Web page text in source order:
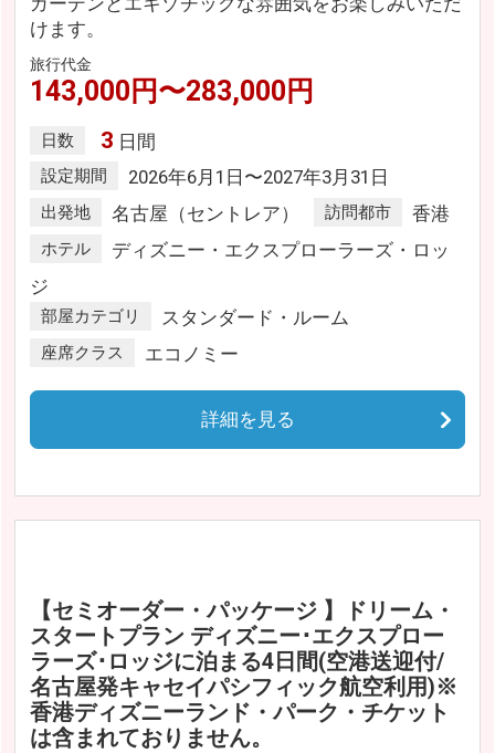
けます。
旅行代金
143,000円〜283,000円
日数 3 日間
設定期間 2026年6月1日〜2027年3月31日
出発地 名古屋（セントレア） 訪問都市 香港
ホテル
ディズニー・エクスプローラーズ・ロッ
ジ
部屋カテゴリ スタンダード・ルーム
座席クラス エコノミー
詳細を見る
【セミオーダー・パッケージ 】ドリーム・
スタートプラン ディズニー･エクスプロー
ラーズ･ロッジに泊まる4日間(空港送迎付/
名古屋発キャセイパシフィック航空利用)※
香港ディズニーランド・パーク・チケット
は含まれておりません。